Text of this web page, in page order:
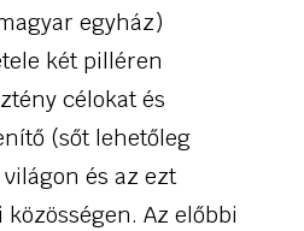
egyház)
két pilléren
célokat és
(sőt lehetőleg
és az ezt
Az előbbi